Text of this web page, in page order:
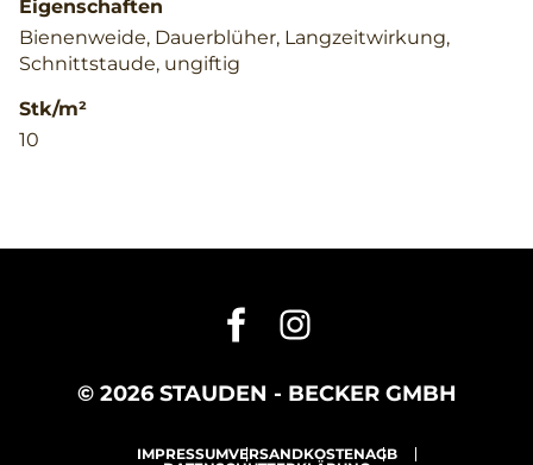
Eigenschaften
Bienenweide, Dauerblüher, Langzeitwirkung,
Schnittstaude, ungiftig
Stk/m²
10
© 2026 STAUDEN - BECKER GMBH
IMPRESSUMVERSANDKOSTENAGB